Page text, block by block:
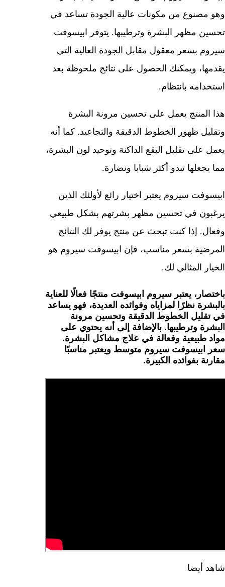
وهو مصنوع من مكونات عالية الجودة تساعد في
تحسين مظهر البشرة وترطيبها. يتوفر ابيسوفت
سيروم بسعر معقول مقابل الجودة العالية التي
يقدمها، ويمكنك الحصول على نتائج ملحوظة بعد
استخدامه بانتظام.
هذا المنتج يعمل على تحسين مرونة البشرة
وتقليل ظهور الخطوط الدقيقة والتجاعيد. كما أنه
يعمل على تقليل البقع الداكنة وتوحيد لون البشرة،
مما يجعلها تبدو أكثر شبابا ونضارة.
ابيسوفت سيروم يعتبر اختيار رائع لأولئك الذين
يرغبون في تحسين مظهر بشرتهم بشكل طبيعي
وفعال. إذا كنت تبحث عن منتج يوفر لك النتائج
المرضية بسعر مناسب، فإن ابيسوفت سيروم هو
الخيار المثالي لك.
باختصار، يعتبر سيروم ابيسوفت منتجًا فعالًا للعناية
بالبشرة نظرًا لمزاياه وفوائده العديدة، فهو يساعد
في تقليل الخطوط الدقيقة وتحسين مرونة
البشرة وترطيبها. بالإضافة إلى أنه يحتوي على
مواد طبيعية وفعالة في علاج مشاكل البشرة.
سعر ابيسوفت سيروم متوسط ويعتبر مناسبًا
مقارنة بفوائده الكبيرة.
شاهد أيضا